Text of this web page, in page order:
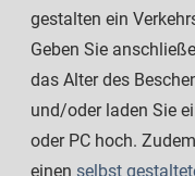
gestalten ein
Geben Sie
das Alter des
und/oder laden Sie
oder PC hoch.
einen selbst